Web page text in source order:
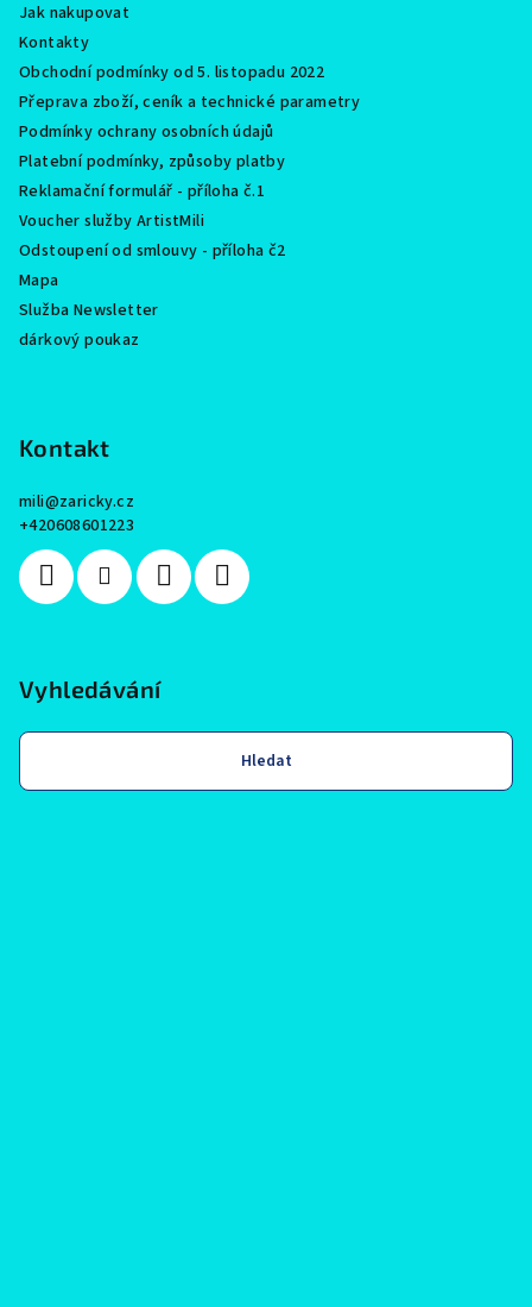
Jak nakupovat
Kontakty
Obchodní podmínky od 5. listopadu 2022
Přeprava zboží, ceník a technické parametry
Podmínky ochrany osobních údajů
Platební podmínky, způsoby platby
Reklamační formulář - příloha č.1
Voucher služby ArtistMili
Odstoupení od smlouvy - příloha č2
Mapa
Služba Newsletter
dárkový poukaz
Kontakt
mili@zaricky.cz
+420608601223
Vyhledávání
Hledat